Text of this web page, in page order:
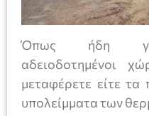
Όπως ήδη
αδειοδοτημένοι
μεταφέρετε είτε τα
υπολείμματα των